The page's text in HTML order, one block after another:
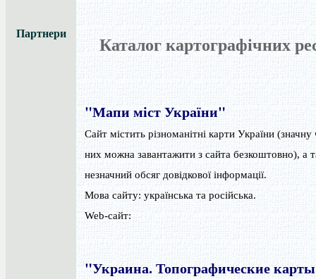
Партнери Каталог картографічних
"Мапи міст України"
Сайт містить різноманітні карти України (значну
них можна завантажити з сайта безкоштовно), а
незначний обсяг довідкової інформації.
Мова сайту: українська та російська.
Web-сайт:
"Украина. Топографические